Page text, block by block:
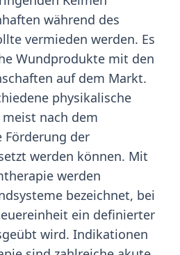
während des
vermieden werden. Es
Wundprodukte mit den
auf dem Markt.
physikalische
nach dem
der
werden können. Mit
werden
bezeichnet, bei
ein definierter
wird. Indikationen